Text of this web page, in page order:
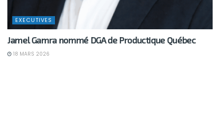
EXECUTIVES
Jamel Gamra nommé DGA de Productique Québec
18 MARS 2026